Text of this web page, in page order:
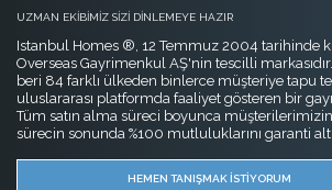
UZMAN EKİBİMİZ SİZİ DİNLEMEYE HAZIR
Istanbul Homes ®, 12 Temmuz 2004 tarihinde
Overseas Gayrimenkul AŞ'nin tescilli
beri 84 farklı ülkeden binlerce müşteriye tapu
uluslararası platformda faaliyet gösteren bir
Tüm satın alma süreci boyunca müşterilerimizin
sürecin sonunda %100 mutluluklarını garanti
HEMEN TANIŞMAK İSTİYORUM